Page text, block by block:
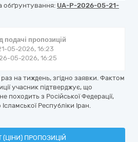
обґрунтування: UA-P-2026-05-21-
подачі пропозицій
05-2026, 16:23
05-2026, 16:25
на тиждень, згідно заявки. Фактом
учасник підтверджує, що
походить з Російської Федерації,
Республіки Іран.
(ЦІНИ) ПРОПОЗИЦІЙ